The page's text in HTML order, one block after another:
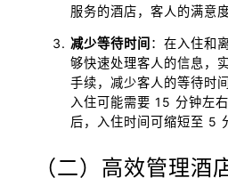
服务的酒店，客人的满意
减少等待时间 ：在入住和
够快速处理客人的信息，
手续，减少客人的等待时
入住可能需要 15 分钟左
后，入住时间可缩短至 5
（二）高效管理酒